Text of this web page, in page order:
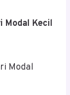
Modal Kecil